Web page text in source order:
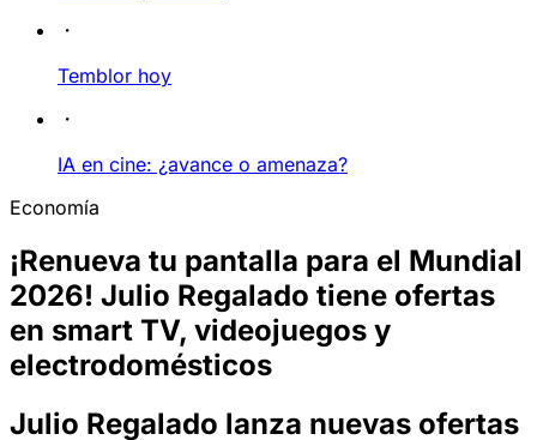
Temblor hoy
IA en cine: ¿avance o amenaza?
Economía
¡Renueva tu pantalla para el Mundial
2026! Julio Regalado tiene ofertas
en smart TV, videojuegos y
electrodomésticos
Julio Regalado lanza nuevas ofertas